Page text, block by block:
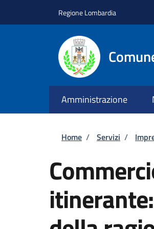
Regione Lombardia
Amministrazione
Briciole di
Home / Servizi /